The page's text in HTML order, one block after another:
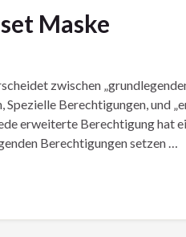
Maske
zwischen
Spezielle Berechtigungen, und
erweiterte Berechtigung hat
Berechtigungen setzen …